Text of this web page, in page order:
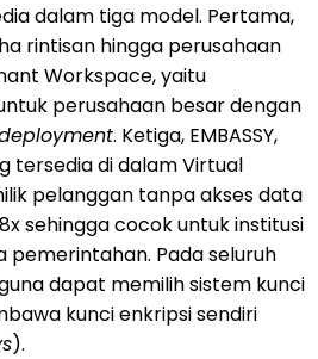
dalam tiga model. Pertama,
rintisan hingga perusahaan
Workspace, yaitu
perusahaan besar dengan
. Ketiga, EMBASSY,
tersedia di dalam Virtual
pelanggan tanpa akses data
sehingga cocok untuk institusi
Pada seluruh
dapat memilih sistem kunci
kunci enkripsi sendiri
).